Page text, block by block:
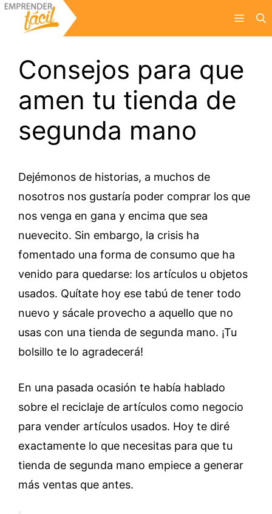
Saltar
Menú
Consejos para que
amen tu tienda de
segunda mano
Dejémonos de historias, a muchos de
nosotros nos gustaría poder comprar los que
nos venga en gana y encima que sea
nuevecito. Sin embargo, la crisis ha
fomentado una forma de consumo que ha
venido para quedarse: los artículos u objetos
usados. Quítate hoy ese tabú de tener todo
nuevo y sácale provecho a aquello que no
usas con una tienda de segunda mano. ¡Tu
bolsillo te lo agradecerá!
En una pasada ocasión te había hablado
sobre el reciclaje de artículos como negocio
para vender artículos usados. Hoy te diré
exactamente lo que necesitas para que tu
tienda de segunda mano empiece a generar
más ventas que antes.